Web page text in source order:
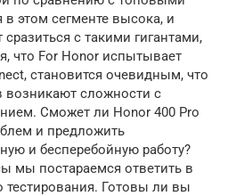
этом сегменте высока, и
с такими гигантами,
что For Honor испытывает
становится очевидным, что
возникают сложности с
Сможет ли Honor 400 Pro
и предложить
и бесперебойную работу?
мы постараемся ответить в
тестирования. Готовы ли вы